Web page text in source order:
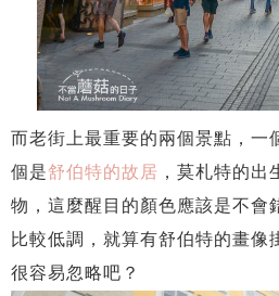
而老街上最重要的兩個景點，一
個是舒伯特的故居 ，莫札特的
物，這麼醒目的顏色應該是不會
比較低調，就算有舒伯特的畫像
很容易忽略吧？